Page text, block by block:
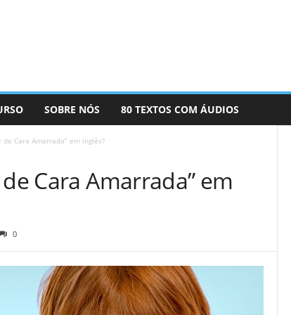
SOBRE NÓS 80 TEXTOS COM ÁUDIOS
de Cara Amarrada” em inglês?
Cara Amarrada” em
0